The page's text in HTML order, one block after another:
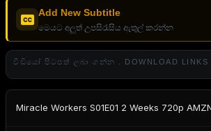
Add New Subtitle
මෙයට අලුත් උපසිරැසිය ඇතුල් කරන්න
වීඩියෝ පිටපත් ලබා ගන්න . DOWNLOAD LINKS
Miracle Workers S01E01 2 Weeks 720p